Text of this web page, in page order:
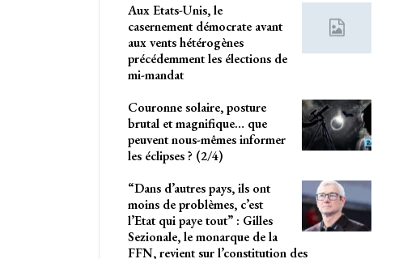
Aux Etats-Unis, le
casernement démocrate avant
aux vents hétérogènes
précédemment les élections de
mi-mandat
Couronne solaire, posture
brutal et magnifique… que
peuvent nous-mêmes informer
les éclipses ? (2/4)
“Dans d’autres pays, ils ont
moins de problèmes, c’est
l’Etat qui paye tout” : Gilles
Sezionale, le monarque de la
FFN, revient sur l’constitution des